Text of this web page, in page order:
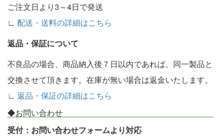
ご注文日より3～4日で発送
∟ 配送・送料の詳細はこちら
返品・保証について
不良品の場合、商品納入後７日以内であれば、同一製品と
交換させて頂きます。在庫が無い場合は返金いたします。
∟ 返品・保証の詳細はこちら
◆お問い合わせ
受付：お問い合わせフォームより対応